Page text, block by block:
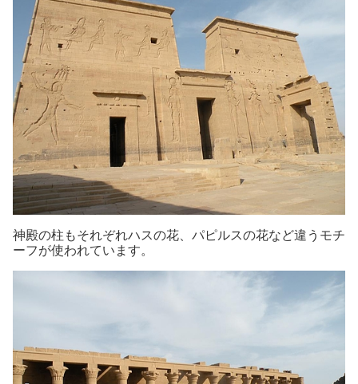
神殿の柱もそれぞれハスの花、パピルスの花など違うモチ
ーフが使われています。